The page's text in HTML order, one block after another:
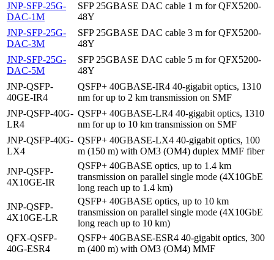
JNP-SFP-25G-
DAC-1M
SFP 25GBASE DAC cable 1 m for QFX5200-
48Y
JNP-SFP-25G-
DAC-3M
SFP 25GBASE DAC cable 3 m for QFX5200-
48Y
JNP-SFP-25G-
DAC-5M
SFP 25GBASE DAC cable 5 m for QFX5200-
48Y
JNP-QSFP-
40GE-IR4
QSFP+ 40GBASE-IR4 40-gigabit optics, 1310
nm for up to 2 km transmission on SMF
JNP-QSFP-40G-
LR4
QSFP+ 40GBASE-LR4 40-gigabit optics, 1310
nm for up to 10 km transmission on SMF
JNP-QSFP-40G-
LX4
QSFP+ 40GBASE-LX4 40-gigabit optics, 100
m (150 m) with OM3 (OM4) duplex MMF fiber
JNP-QSFP-
4X10GE-IR
QSFP+ 40GBASE optics, up to 1.4 km
transmission on parallel single mode (4X10GbE
long reach up to 1.4 km)
JNP-QSFP-
4X10GE-LR
QSFP+ 40GBASE optics, up to 10 km
transmission on parallel single mode (4X10GbE
long reach up to 10 km)
QFX-QSFP-
40G-ESR4
QSFP+ 40GBASE-ESR4 40-gigabit optics, 300
m (400 m) with OM3 (OM4) MMF